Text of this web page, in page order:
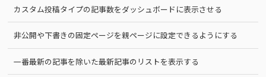
カスタム投稿タイプの記事数をダッシュボードに表示させる
非公開や下書きの固定ページを親ページに設定できるようにする
一番最新の記事を除いた最新記事のリストを表示する